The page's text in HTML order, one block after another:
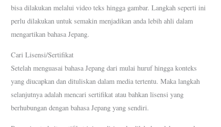
bisa dilakukan melalui video teks hingga gambar. Langkah seperti ini
perlu dilakukan untuk semakin menjadikan anda lebih ahli dalam
mengartikan bahasa Jepang.
Cari Lisensi/Sertifikat
Setelah menguasai bahasa Jepang dari mulai huruf hingga konteks
yang diucapkan dan dituliskan dalam media tertentu. Maka langkah
selanjutnya adalah mencari sertifikat atau bahkan lisensi yang
berhubungan dengan bahasa Jepang yang sendiri.